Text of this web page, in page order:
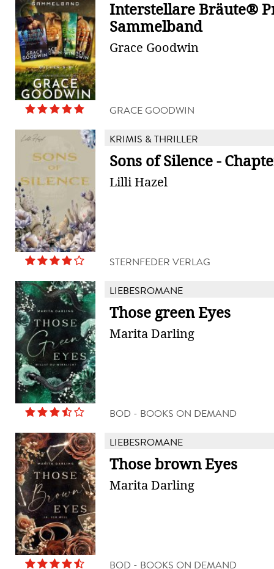
Interstellare Bräute®
Sammelband
Grace Goodwin
GRACE GOODWIN
KRIMIS & THRILLER
Sons of Silence -
Lilli Hazel
STERNFEDER VERLAG
LIEBESROMANE
Those green Eyes
Marita Darling
BOD - BOOKS ON DEMAND
LIEBESROMANE
Those brown Eyes
Marita Darling
BOD - BOOKS ON DEMAND